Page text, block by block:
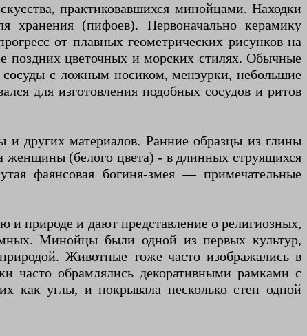
практиковавшихся минойцами. Находки
(пифоев). Первоначально керамику
от плавных геометрических рисунков на
поздних цветочных и морских стилях. Обычные
с ложным носиком, мензурки, небольшие
для изготовления подобных сосудов и ритов
других материалов. Ранние образцы из глины
женщины (белого цвета) - в длинных струящихся
фаянсовая богиня-змея — примечательные
природе и дают представление о религиозных,
Минойцы были одной из первых культур,
Животные тоже часто изображались в
часто обрамлялись декоративными рамками с
как углы, и покрывала несколько стен одной